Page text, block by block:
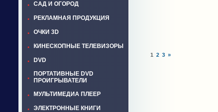
САД И ОГОРОД
РЕКЛАМНАЯ ПРОДУКЦИЯ
ОЧКИ 3D
КИНЕСКОПНЫЕ ТЕЛЕВИЗОРЫ
DVD
ПОРТАТИВНЫЕ DVD
ПРОИГРЫВАТЕЛИ
МУЛЬТИМЕДИА ПЛЕЕР
ЭЛЕКТРОННЫЕ КНИГИ
1 2 3 »